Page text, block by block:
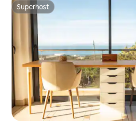
Superhost
Superhost